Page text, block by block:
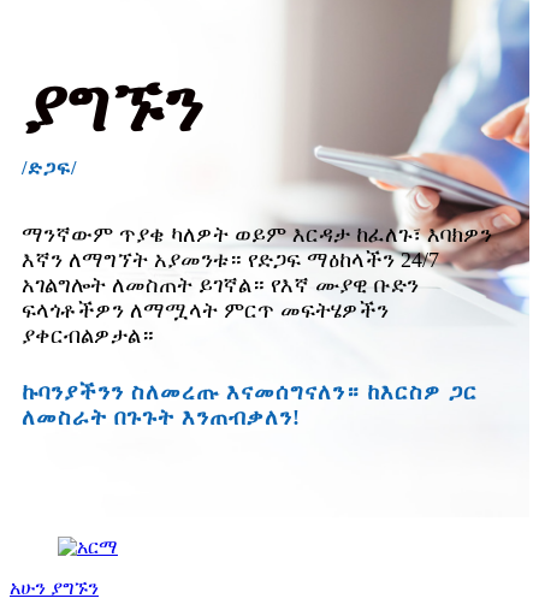
ያግኙን
/ድጋፍ/
ማንኛውም ጥያቄ ካለዎት ወይም እርዳታ ከፈለጉ፣ እባክዎን
እኛን ለማግኘት አያመንቱ። የድጋፍ ማዕከላችን 24/7
አገልግሎት ለመስጠት ይገኛል። የእኛ ሙያዊ ቡድን
ፍላጎቶችዎን ለማሟላት ምርጥ መፍትሄዎችን
ያቀርብልዎታል።
ኩባንያችንን ስለመረጡ እናመሰግናለን። ከእርስዎ ጋር
ለመስራት በጉጉት እንጠብቃለን!
አሁን ያግኙን